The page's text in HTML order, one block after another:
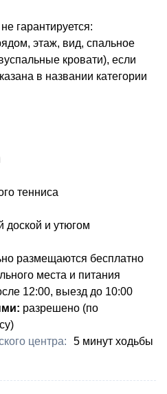
гарантируется:
этаж, вид, спальное
кровати), если
в названии категории
тенниса
доской и утюгом
размещаются бесплатно
места и питания
12:00, выезд до 10:00
разрешено (по
центра:
​5 минут ходьбы